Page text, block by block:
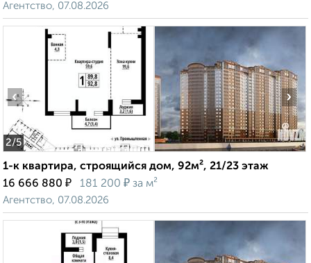
Агентство, 07.08.2026
2/5
‹ ›
1-к квартира, строящийся дом, 92м², 21/23 этаж
16 666 880 ₽ 181 200 ₽ за м²
Агентство, 07.08.2026